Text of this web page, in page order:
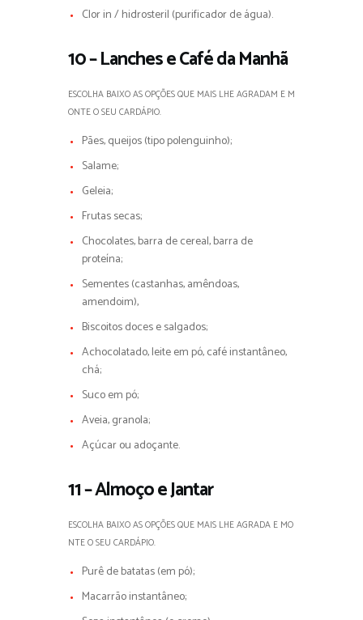
Clor in / hidrosteril (purificador de água).
10 – Lanches e Café da Manhã
ESCOLHA BAIXO AS OPÇÕES QUE MAIS LHE AGRADAM E M
ONTE O SEU CARDÁPIO.
Pães, queijos (tipo polenguinho);
Salame;
Geleia;
Frutas secas;
Chocolates, barra de cereal, barra de
proteína;
Sementes (castanhas, amêndoas,
amendoim),
Biscoitos doces e salgados;
Achocolatado, leite em pó, café instantâneo,
chá;
Suco em pó;
Aveia, granola;
Açúcar ou adoçante.
11 – Almoço e Jantar
ESCOLHA BAIXO AS OPÇÕES QUE MAIS LHE AGRADA E MO
NTE O SEU CARDÁPIO.
Purê de batatas (em pó);
Macarrão instantâneo;